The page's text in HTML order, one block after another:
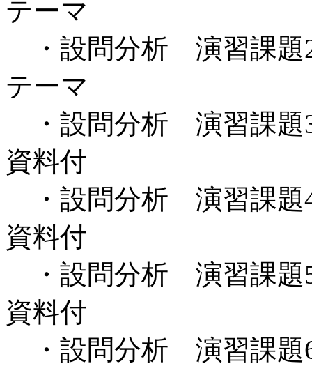
テーマ
・設問分析 演習課
テーマ
・設問分析 演習課
資料付
・設問分析 演習課
資料付
・設問分析 演習課
資料付
・設問分析 演習課